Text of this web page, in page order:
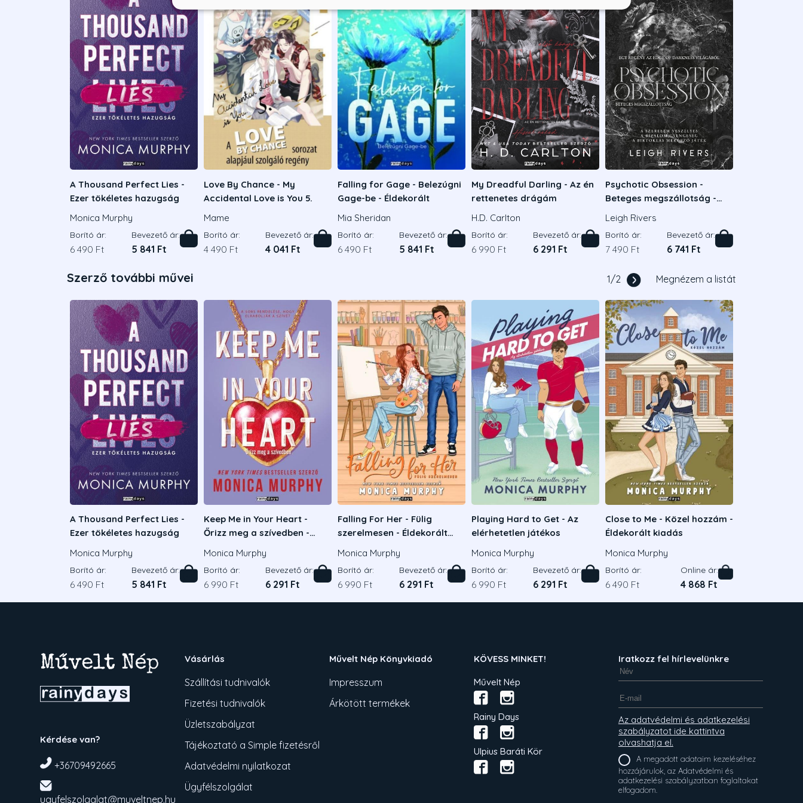
A Thousand Perfect Lies -
Ezer tökéletes hazugság
Monica Murphy
Borító ár:
6 490 Ft
Bevezető ár:
5 841 Ft
Love By Chance - My
Accidental Love is You 5.
Mame
Borító ár:
4 490 Ft
Bevezető ár:
4 041 Ft
Falling for Gage - Belezúgni
Gage-be - Éldekorált
Mia Sheridan
Borító ár:
6 490 Ft
Bevezető ár:
5 841 Ft
My Dreadful Darling - Az én
rettenetes drágám
H.D. Carlton
Borító ár:
6 990 Ft
Bevezető ár:
6 291 Ft
Psychotic Obsession -
Beteges megszállotság -
Éldekorált kiadás
Leigh Rivers
Borító ár:
7 490 Ft
Bevezető ár:
6 741 Ft
Szerző további művei 1/2 Megnézem a listát
A Thousand Perfect Lies -
Ezer tökéletes hazugság
Monica Murphy
Borító ár:
6 490 Ft
Bevezető ár:
5 841 Ft
Keep Me in Your Heart -
Őrizz meg a szívedben -
Monica Murphy
Borító ár:
6 990 Ft
Bevezető ár:
6 291 Ft
Falling For Her - Fülig
szerelmesen - Éldekorált
Monica Murphy
Borító ár:
6 990 Ft
Bevezető ár:
6 291 Ft
Playing Hard to Get - Az
elérhetetlen játékos
Monica Murphy
Borító ár:
6 990 Ft
Bevezető ár:
6 291 Ft
Close to Me - Közel hozzám -
Éldekorált kiadás
Monica Murphy
Borító ár:
6 490 Ft
Online ár:
4 868 Ft
Kérdése van?
+36709492665
ugyfelszolgalat@muveltnep.hu
Vásárlás
Szállítási tudnivalók
Fizetési tudnivalók
Üzletszabályzat
Tájékoztató a Simple fizetésről
Adatvédelmi nyilatkozat
Ügyfélszolgálat
Művelt Nép Könyvkiadó
Impresszum
Árkötött termékek
KÖVESS MINKET!
Művelt Nép
Rainy Days
Ulpius Baráti Kör
Iratkozz fel hírlevelünkre
Az adatvédelmi és adatkezelési
szabályzatot ide kattintva
olvashatja el.
A megadott adataim kezeléséhez
hozzájárulok, az Adatvédelmi és
adatkezelési szabályzatban foglaltakat
elfogadom.